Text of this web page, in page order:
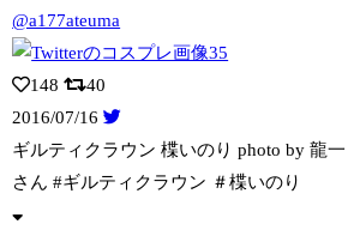
@a177ateuma
148
40
2016/07/16
ギルティクラウン 楪いのり photo by 龍一
さん #ギルティクラウン ＃楪いのり